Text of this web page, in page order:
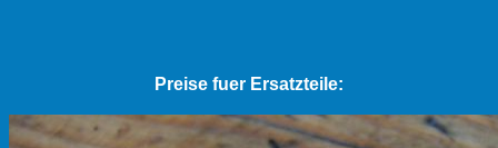
Preise fuer Ersatzteile: